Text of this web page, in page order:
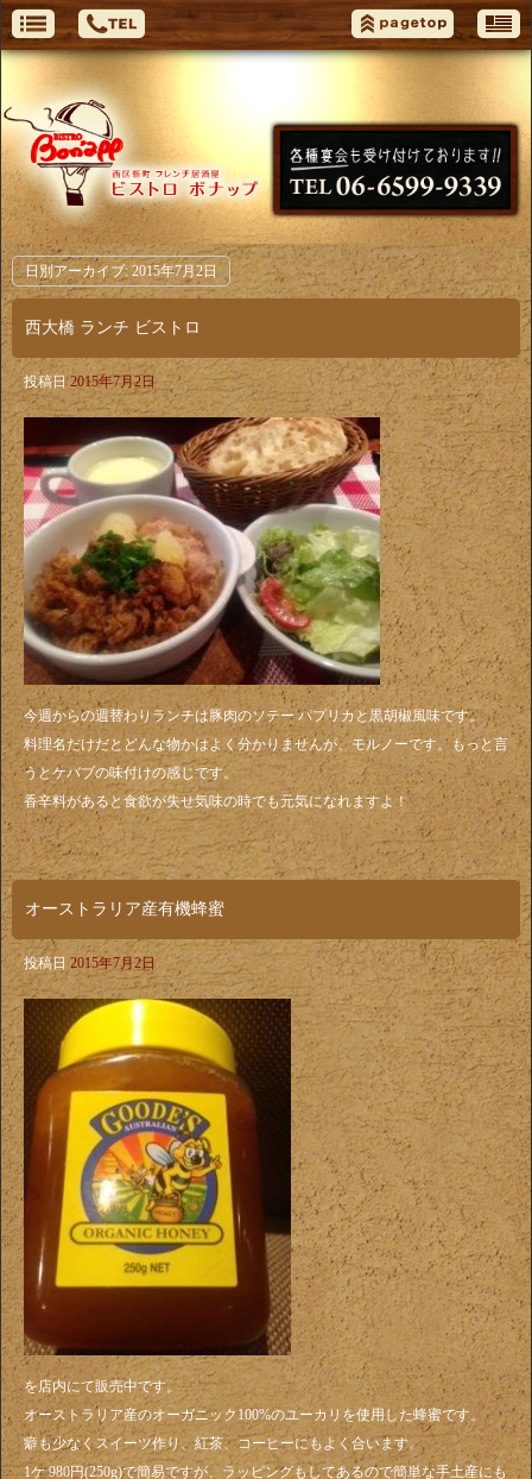
日別アーカイブ: 2015年7月2日
西大橋 ランチ ビストロ
投稿日 2015年7月2日
今週からの週替わりランチは豚肉のソテー パプリカと黒胡椒風味です。
料理名だけだとどんな物かはよく分かりませんが、モルノーです。もっと言
うとケバブの味付けの感じです。
香辛料があると食欲が失せ気味の時でも元気になれますよ！
オーストラリア産有機蜂蜜
投稿日 2015年7月2日
を店内にて販売中です。
オーストラリア産のオーガニック100%のユーカリを使用した蜂蜜です。
癖も少なくスイーツ作り、紅茶、コーヒーにもよく合います。
1ケ 980円(250g)で簡易ですが、ラッピングもしてあるので簡単な手土産にも